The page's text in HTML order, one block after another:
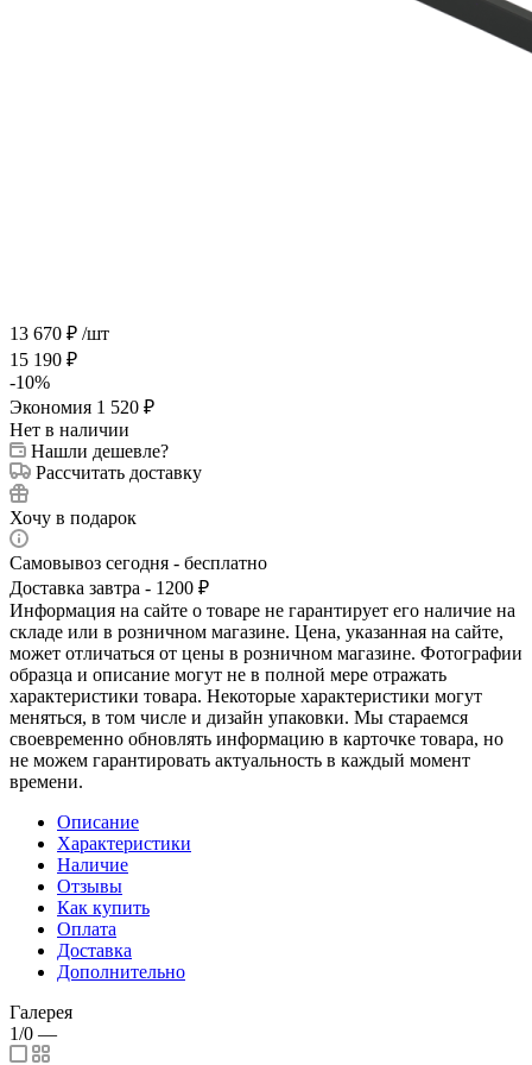
13 670 ₽ /шт
15 190 ₽
-10%
Экономия 1 520 ₽
Нет в наличии
Нашли дешевле?
Рассчитать доставку
Хочу в подарок
Самовывоз сегодня - бесплатно
Доставка завтра - 1200 ₽
Информация на сайте о товаре не гарантирует его наличие на
складе или в розничном магазине. Цена, указанная на сайте,
может отличаться от цены в розничном магазине. Фотографии
образца и описание могут не в полной мере отражать
характеристики товара. Некоторые характеристики могут
меняться, в том числе и дизайн упаковки. Мы стараемся
своевременно обновлять информацию в карточке товара, но
не можем гарантировать актуальность в каждый момент
времени.
Описание
Характеристики
Наличие
Отзывы
Как купить
Оплата
Доставка
Дополнительно
Галерея
1/0 —